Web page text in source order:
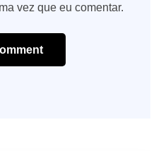
vez que eu comentar.